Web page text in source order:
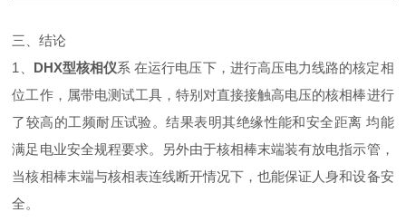
三、结论
1、 DHX型核相仪系 在运行电压下，进行高压电力线路的核定相
位工作，属带电测试工具，特别对直接接触高电压的核相棒进行
了较高的工频耐压试验。结果表明其绝缘性能和安全距离 均能
满足电业安全规程要求。另外由于核相棒末端装有放电指示管，
当核相棒末端与核相表连线断开情况下，也能保证人身和设备安
全。